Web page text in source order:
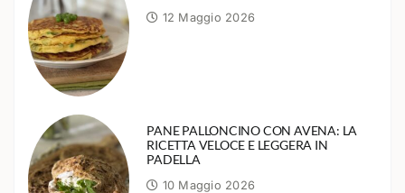
12 Maggio 2026
PANE PALLONCINO CON AVENA: LA
RICETTA VELOCE E LEGGERA IN
PADELLA
10 Maggio 2026